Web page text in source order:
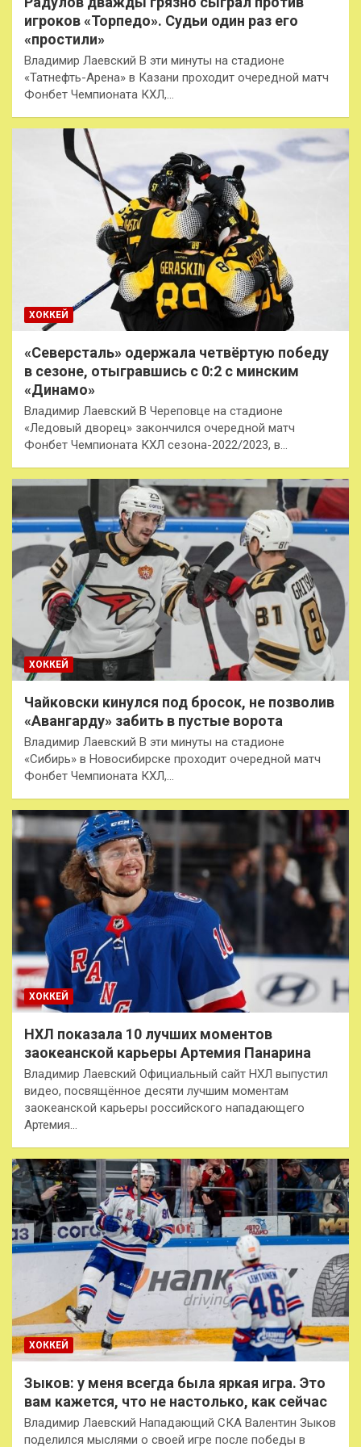
игроков «Торпедо». Судьи один раз его
«простили»
Владимир Лаевский В эти минуты на стадионе
«Татнефть-Арена» в Казани проходит очередной матч
Фонбет Чемпионата КХЛ,…
ХОККЕЙ
«Северсталь» одержала четвёртую победу
в сезоне, отыгравшись с 0:2 с минским
«Динамо»
Владимир Лаевский В Череповце на стадионе
«Ледовый дворец» закончился очередной матч
Фонбет Чемпионата КХЛ сезона-2022/2023, в…
ХОККЕЙ
Чайковски кинулся под бросок, не позволив
«Авангарду» забить в пустые ворота
Владимир Лаевский В эти минуты на стадионе
«Сибирь» в Новосибирске проходит очередной матч
Фонбет Чемпионата КХЛ,…
ХОККЕЙ
НХЛ показала 10 лучших моментов
заокеанской карьеры Артемия Панарина
Владимир Лаевский Официальный сайт НХЛ выпустил
видео, посвящённое десяти лучшим моментам
заокеанской карьеры российского нападающего
Артемия…
ХОККЕЙ
Зыков: у меня всегда была яркая игра. Это
вам кажется, что не настолько, как сейчас
Владимир Лаевский Нападающий СКА Валентин Зыков
поделился мыслями о своей игре после победы в